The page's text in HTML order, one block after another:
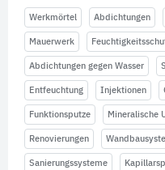
Werkmörtel Abdichtungen
Mauerwerk
Abdichtungen gegen Wasser
Entfeuchtung Injektionen
Funktionsputze Mineralische
Renovierungen
Sanierungssysteme